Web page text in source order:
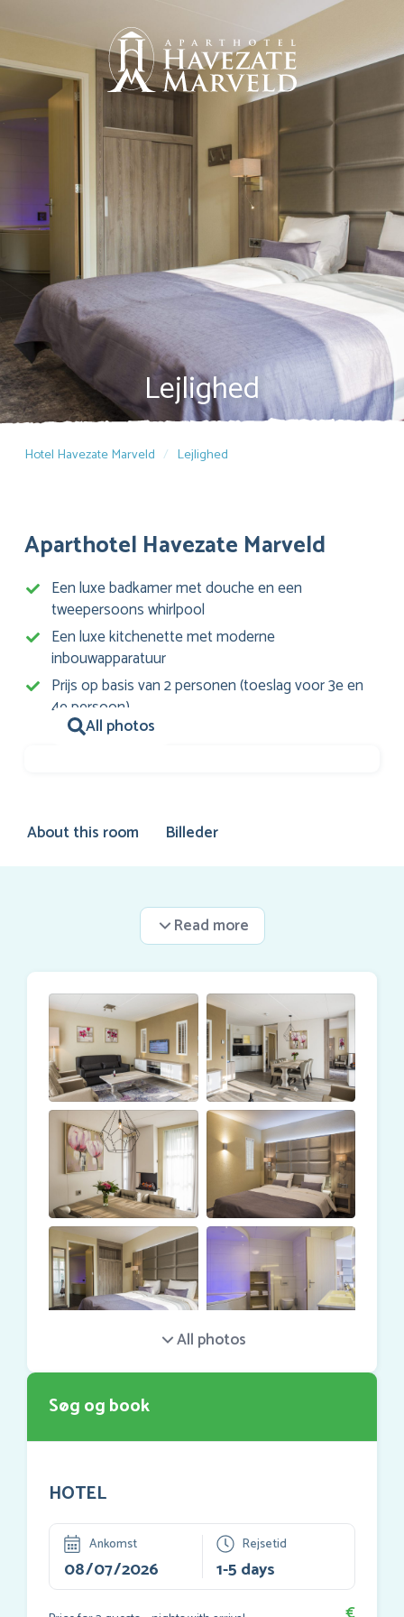
Lejlighed
Hotel Havezate Marveld Lejlighed
Aparthotel Havezate Marveld
Een luxe badkamer met douche en een
tweepersoons whirlpool
Een luxe kitchenette met moderne
inbouwapparatuur
Prijs op basis van 2 personen (toeslag voor 3e en
4e persoon)
All photos
About this room Billeder
Søg og book
HOTEL
Ankomst Rejsetid